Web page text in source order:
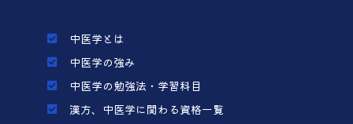
中医学とは
中医学の強み
中医学の勉強法・学習科目
漢方、中医学に関わる資格一覧